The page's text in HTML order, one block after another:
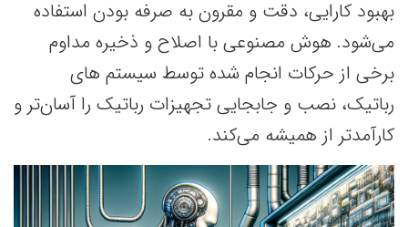
بهبود کارایی، دقت و مقرون به صرفه بودن استفاده
می‌شود. هوش مصنوعی با اصلاح و ذخیره مداوم
برخی از حرکات انجام شده توسط سیستم های
رباتیک، نصب و جابجایی تجهیزات رباتیک را آسان‌تر و
کارآمدتر از همیشه می‌کند.